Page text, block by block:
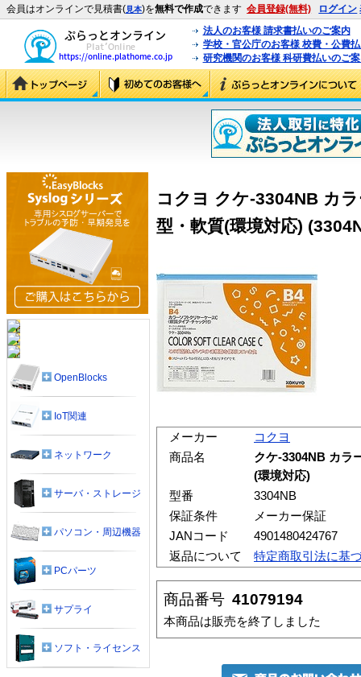
会員はオンラインで見積書(見本)を無料で作成できます 会員登録(無料) ログイン
法人のお客様 請求書払いのご案内
学校・官公庁のお客様 校費・公費
研究機関のお客様 科研費払いのご
コクヨ クケ-3304NB カ
型・軟質(環境対応)
メーカー
コクヨ
商品名
クケ-3304NB カラ
(環境対応)
型番
3304NB
保証条件
メーカー保証
JANコード
4901480424767
返品について
特定商取引法に基
商品番号 41079194
本商品は販売を終了しました
OpenBlocks
IoT関連
ネットワーク
サーバ・ストレージ
パソコン・周辺機器
PCパーツ
サプライ
ソフト・ライセンス